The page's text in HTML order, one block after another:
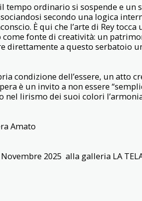
ordinario si sospende e
secondo una logica
È qui che l’arte di Rey
come fonte di creatività: un
direttamente a questo serbatoio
condizione dell’essere, un atto
è un invito a non essere
nel lirismo dei suoi colori
Amato
2025 alla galleria LA